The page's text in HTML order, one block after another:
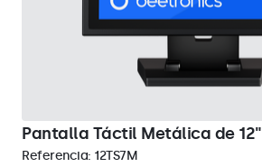
Pantalla Táctil Metálica de 12"
Referencia: 12TS7M